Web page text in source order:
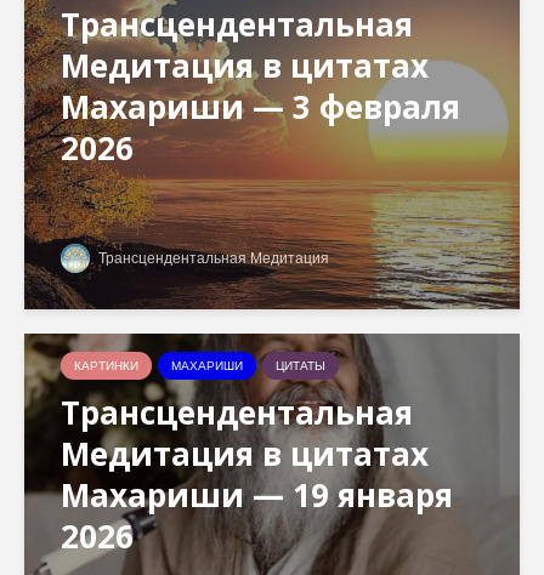
Трансцендентальная
Медитация в цитатах
Махариши — 3 февраля
2026
Трансцендентальная Медитация
КАРТИНКИ МАХАРИШИ ЦИТАТЫ
Трансцендентальная
Медитация в цитатах
Махариши — 19 января
2026